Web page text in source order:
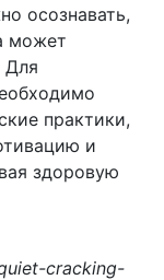
осознавать,
может
Для
практики,
и
здоровую
cracking-